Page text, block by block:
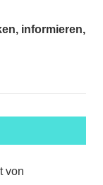
informieren,
von